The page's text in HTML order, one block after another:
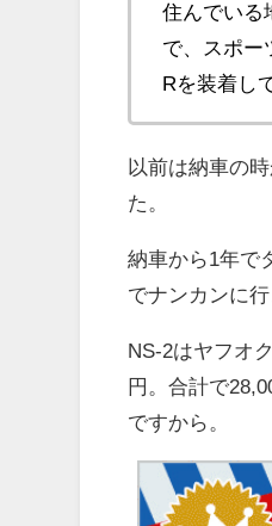
住んでいる
で、スポー
Rを装着し
以前は納車の
た。
納車から1年で
でナンカンに行
NS-2はヤフオ
円。合計で
ですから。